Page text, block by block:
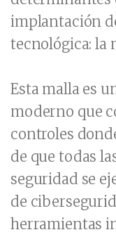
implantación
tecnológica: la
Esta malla es
moderno que
controles
de que todas
seguridad se
de
herramientas